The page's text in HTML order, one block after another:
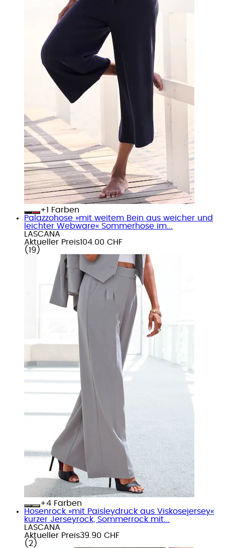
+
Farben
Palazzohose »mit weitem Bein aus weicher und
leichter Webware« Sommerhose im...
LASCANA
Aktueller Preis104.00 CHF
( 19 )
+
Farben
Hosenrock »mit Paisleydruck aus Viskosejersey«
kurzer Jerseyrock, Sommerrock mit...
LASCANA
Aktueller Preis39.90 CHF
( 2 )